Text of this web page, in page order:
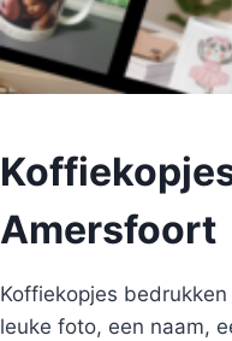
Amersfoort
Koffiekopjes
leuke foto, een naam,